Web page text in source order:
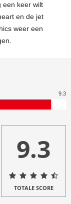
een keer wilt
en de jet
weer een
9.3
9.3
TOTALE SCORE